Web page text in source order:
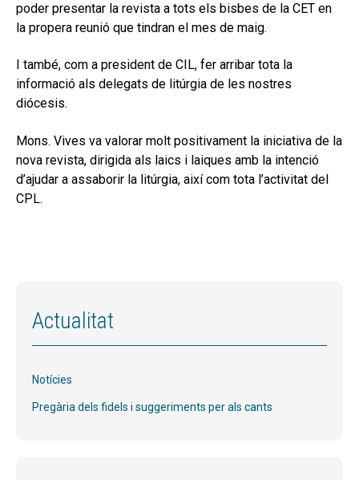
poder presentar la revista a tots els bisbes de la CET en
la propera reunió que tindran el mes de maig.
I també, com a president de CIL, fer arribar tota la
informació als delegats de litúrgia de les nostres
diócesis.
Mons. Vives va valorar molt positivament la iniciativa de la
nova revista, dirigida als laics i laiques amb la intenció
d’ajudar a assaborir la litúrgia, així com tota l’activitat del
CPL.
Actualitat
Notícies
Pregària dels fidels i suggeriments per als cants